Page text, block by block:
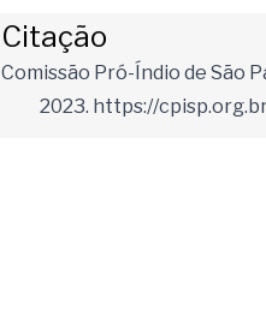
Citação
Comissão Pró-Índio de São
2023. https://